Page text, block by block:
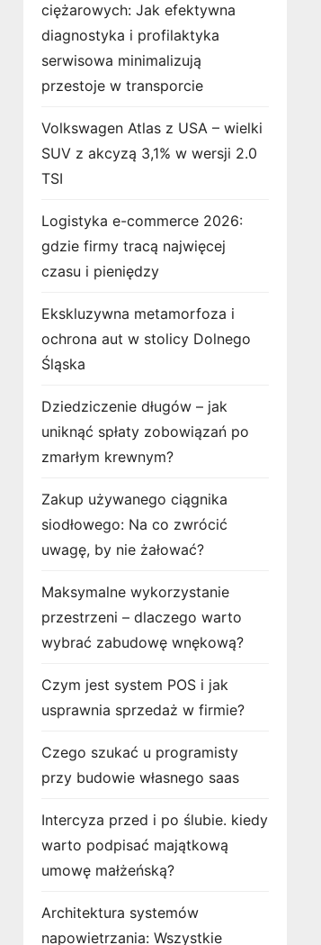
ciężarowych: Jak efektywna
diagnostyka i profilaktyka
serwisowa minimalizują
przestoje w transporcie
Volkswagen Atlas z USA – wielki
SUV z akcyzą 3,1% w wersji 2.0
TSI
Logistyka e-commerce 2026:
gdzie firmy tracą najwięcej
czasu i pieniędzy
Ekskluzywna metamorfoza i
ochrona aut w stolicy Dolnego
Śląska
Dziedziczenie długów – jak
uniknąć spłaty zobowiązań po
zmarłym krewnym?
Zakup używanego ciągnika
siodłowego: Na co zwrócić
uwagę, by nie żałować?
Maksymalne wykorzystanie
przestrzeni – dlaczego warto
wybrać zabudowę wnękową?
Czym jest system POS i jak
usprawnia sprzedaż w firmie?
Czego szukać u programisty
przy budowie własnego saas
Intercyza przed i po ślubie. kiedy
warto podpisać majątkową
umowę małżeńską?
Architektura systemów
napowietrzania: Wszystkie